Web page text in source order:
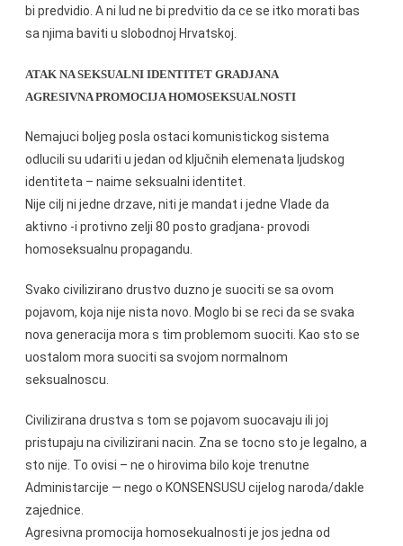
bi predvidio. A ni lud ne bi predvitio da ce se itko morati bas
sa njima baviti u slobodnoj Hrvatskoj.
ATAK NA SEKSUALNI IDENTITET GRADJANA
AGRESIVNA PROMOCIJA HOMOSEKSUALNOSTI
Nemajuci boljeg posla ostaci komunistickog sistema
odlucili su udariti u jedan od ključnih elemenata ljudskog
identiteta – naime seksualni identitet.
Nije cilj ni jedne drzave, niti je mandat i jedne Vlade da
aktivno -i protivno zelji 80 posto gradjana- provodi
homoseksualnu propagandu.
Svako civilizirano drustvo duzno je suociti se sa ovom
pojavom, koja nije nista novo. Moglo bi se reci da se svaka
nova generacija mora s tim problemom suociti. Kao sto se
uostalom mora suociti sa svojom normalnom
seksualnoscu.
Civilizirana drustva s tom se pojavom suocavaju ili joj
pristupaju na civilizirani nacin. Zna se tocno sto je legalno, a
sto nije. To ovisi – ne o hirovima bilo koje trenutne
Administarcije — nego o KONSENSUSU cijelog naroda/dakle
zajednice.
Agresivna promocija homosekualnosti je jos jedna od